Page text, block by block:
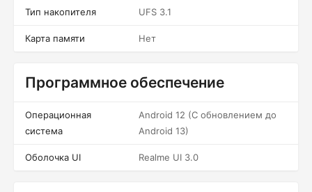
Тип накопителя UFS 3.1
Карта памяти Нет
Программное обеспечение
Операционная
система
Android 12 (С обновлением до
Android 13)
Оболочка UI Realme UI 3.0